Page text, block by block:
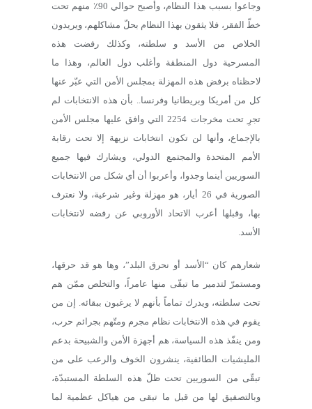
وجاعوا بسبب هذا النظام، وأصبح حوالي 90٪ منهم تحت
خطّ الفقر، فلا يثقون بهذا النظام بحلّ مشاكلهم، ويريدون
الخلاص من الأسد و سلطته، وكذلك رفضت هذه
المسرحية دول المنطقة وأغلب دول العالم، وهذا ما
لاحظناه برفض هذه المهزلة بمجلس الأمن التي عبّر عنها
كل من أمريكا وبريطانيا وفرنسا.. بأن هذه الانتخابات لم
تجرِ تحت مخرجات 2254 التي وافق عليها مجلس الأمن
بالإجماع، وأنها لن تكون انتخابات نزيهة إلا تحت رقابة
الأمم المتحدة والمجتمع الدولي، ويشارك فيها جميع
السوريين أينما وجدوا، وأعربوا أن أي شكل من الانتخابات
الصورية في 26 أيار، هو مهزلة وغير شرعية، ولا نعترف
بها، وقبلها أعرب الاتحاد الأوروبي عن رفضه لانتخابات
الأسد.
شعارهم كان “الأسد أو نحرق البلد”، وها هو قد حرقها،
ومستمرّ لتدمير ما تبقّى منها عامراً، والتخلص ممّن هم
تحت سلطته، ويدرك تماماً بأنهم لا يرغبون ببقائه. إن من
يقوم في هذه الانتخابات نظام مجرم ومتّهم بجرائم حرب،
ومن ينفّذ هذه السياسة، هم أجهزة الأمن والشبيحة بدعم
المليشيات الطائفية، ينشرون الخوف والرعب على من
تبقّى من السوريين تحت ظلّ هذه السلطة المستبدّة،
وبالتصفيق لها من قبل ما تبقى من هياكل عظمية لما